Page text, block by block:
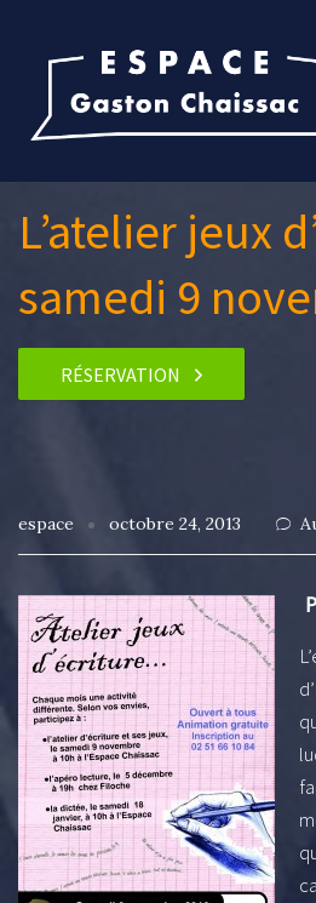
L’atelier jeux
samedi 9
RÉSERVATION
espace octobre 24, 2013